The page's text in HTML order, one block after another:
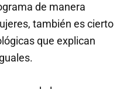
de manera
también es cierto
que explican